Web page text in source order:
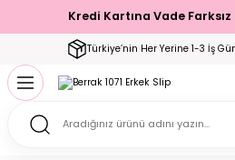
Kredi Kartına Vade
Türkiye’nin Her Yerine 1-3 İş
Geri Dön
Geri Dön
Geri Dön
Geri Dön
Setler
Geri Dön
Geri Dön
Geri Dön
Geri Dön
Geri Dön